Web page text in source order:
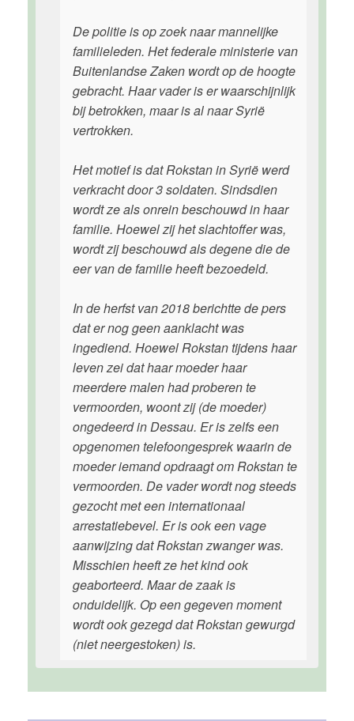
De politie is op zoek naar mannelijke
familieleden. Het federale ministerie van
Buitenlandse Zaken wordt op de hoogte
gebracht. Haar vader is er waarschijnlijk
bij betrokken, maar is al naar Syrië
vertrokken.
Het motief is dat Rokstan in Syrië werd
verkracht door 3 soldaten. Sindsdien
wordt ze als onrein beschouwd in haar
familie. Hoewel zij het slachtoffer was,
wordt zij beschouwd als degene die de
eer van de familie heeft bezoedeld.
In de herfst van 2018 berichtte de pers
dat er nog geen aanklacht was
ingediend. Hoewel Rokstan tijdens haar
leven zei dat haar moeder haar
meerdere malen had proberen te
vermoorden, woont zij (de moeder)
ongedeerd in Dessau. Er is zelfs een
opgenomen telefoongesprek waarin de
moeder iemand opdraagt om Rokstan te
vermoorden. De vader wordt nog steeds
gezocht met een internationaal
arrestatiebevel. Er is ook een vage
aanwijzing dat Rokstan zwanger was.
Misschien heeft ze het kind ook
geaborteerd. Maar de zaak is
onduidelijk. Op een gegeven moment
wordt ook gezegd dat Rokstan gewurgd
(niet neergestoken) is.